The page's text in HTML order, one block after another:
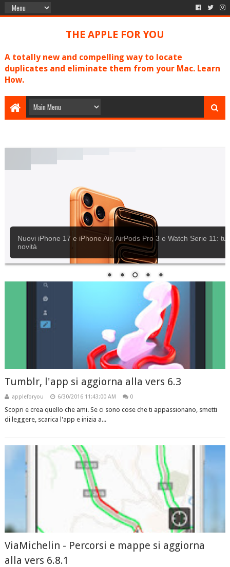
THE APPLE FOR YOU
A totally new and compelling way to locate
duplicates and eliminate them from your Mac. Learn
How.
Apple rilascia iOS 18.6.2
Tumblr, l'app si aggiorna alla vers 6.3
appleforyou 6/30/2016 11:43:00 AM 0
Scopri e crea quello che ami. Se ci sono cose che ti appassionano, smetti
di leggere, scarica l'app e inizia a...
ViaMichelin - Percorsi e mappe si aggiorna
alla vers 6.8.1